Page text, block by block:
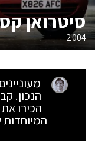
סיטרואן קסרה 5
2004
הנכון.
הכירו
המיוחדות